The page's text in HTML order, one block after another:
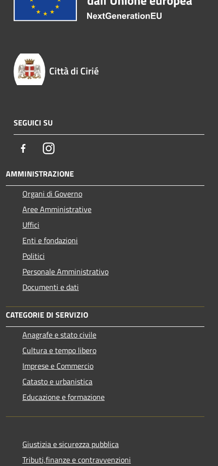
Città di Cirié
SEGUICI SU
FacebookInstagram
AMMINISTRAZIONE
Organi di Governo
Aree Amministrative
Uffici
Enti e fondazioni
Politici
Personale Amministrativo
Documenti e dati
CATEGORIE DI SERVIZIO
Anagrafe e stato civile
Cultura e tempo libero
Imprese e Commercio
Catasto e urbanistica
Educazione e formazione
Giustizia e sicurezza pubblica
Tributi,finanze e contravvenzioni